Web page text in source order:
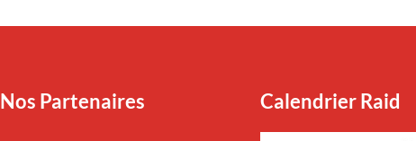
Nos Partenaires Calendrier Raid